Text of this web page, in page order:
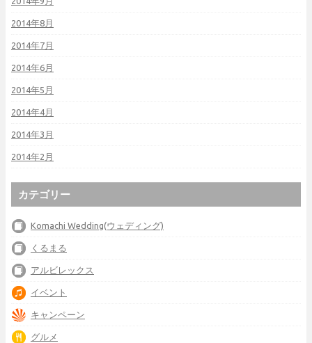
2014年8月
2014年7月
2014年6月
2014年5月
2014年4月
2014年3月
2014年2月
カテゴリー
Komachi Wedding(ウェディング)
くるまる
アルビレックス
イベント
キャンペーン
グルメ